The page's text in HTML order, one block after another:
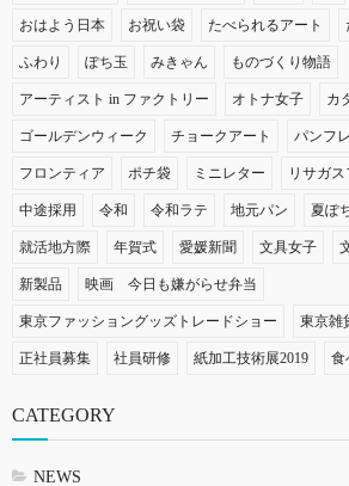
おはよう日本 お祝い袋 たべられるアート
ふわり ぽち玉 みきゃん ものづくり物語
アーティスト in ファクトリー オトナ女子 カ
ゴールデンウィーク チョークアート パンフ
フロンティア ポチ袋 ミニレター リサガ
中途採用 令和 令和ラテ 地元パン 夏ぽ
就活地方際 年賀式 愛媛新聞 文具女子
新製品 映画 今日も嫌がらせ弁当
東京ファッショングッズトレードショー 東京雑
正社員募集 社員研修 紙加工技術展2019 食
CATEGORY
NEWS